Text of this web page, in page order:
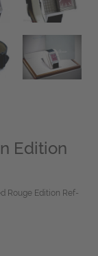
Edition
Rouge Edition Ref-